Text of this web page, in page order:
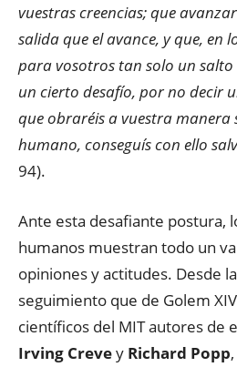
vuestras creencias; que
salida que el avance, y que, en
para vosotros tan solo un
un cierto desafío, por no decir
que obraréis a vuestra manera
humano, conseguís con ello
94).
Ante esta desafiante postura,
humanos muestran todo un
opiniones y actitudes. Desde
seguimiento que de Golem
científicos del MIT autores de
Irving Crevey Richard Popp